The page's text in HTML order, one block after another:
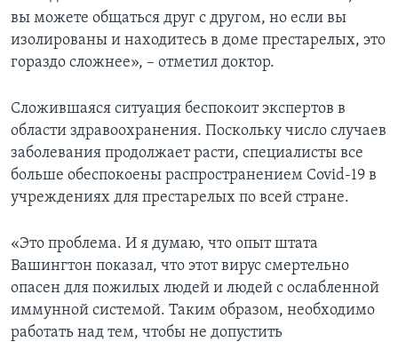
вы можете общаться друг с другом, но если вы
изолированы и находитесь в доме престарелых, это
гораздо сложнее», – отметил доктор.
Сложившаяся ситуация беспокоит экспертов в
области здравоохранения. Поскольку число случаев
заболевания продолжает расти, специалисты все
больше обеспокоены распространением Covid-19 в
учреждениях для престарелых по всей стране.
«Это проблема. И я думаю, что опыт штата
Вашингтон показал, что этот вирус смертельно
опасен для пожилых людей и людей с ослабленной
иммунной системой. Таким образом, необходимо
работать над тем, чтобы не допустить